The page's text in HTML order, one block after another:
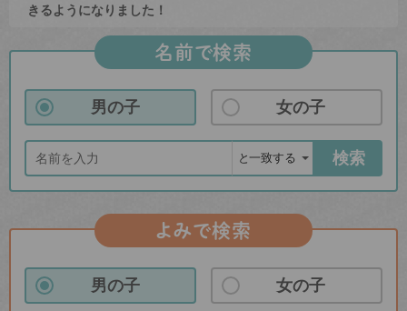
きるようになりました！
名前で検索
男の子 女の子
検索
よみで検索
男の子 女の子